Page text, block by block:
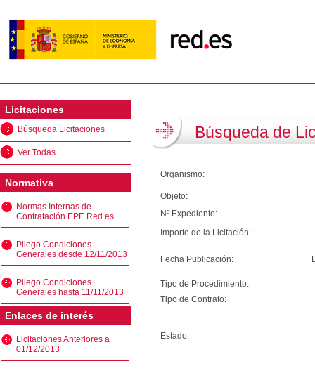
Licitaciones
Búsqueda Licitaciones
Ver Todas
Normativa
Normas Internas de
Contratación EPE Red.es
Pliego Condiciones
Generales desde 12/11/2013
Pliego Condiciones
Generales hasta 11/11/2013
Enlaces de interés
Licitaciones Anteriores a
01/12/2013
Búsqueda de
Organismo:
Objeto:
Nº Expediente:
Importe de la Licitación:
Fecha Publicación:
Tipo de Procedimiento:
Tipo de Contrato:
Estado: